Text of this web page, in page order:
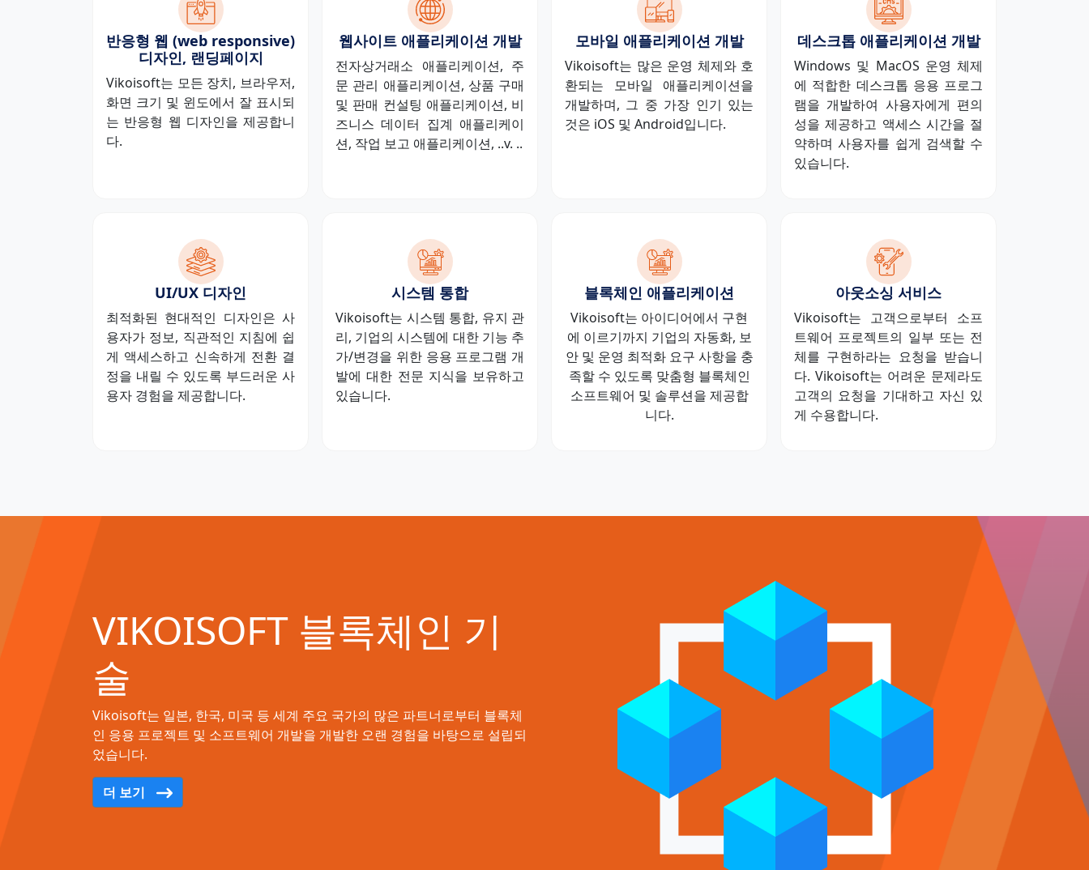
반응형 웹 (web responsive)
디자인, 랜딩페이지
Vikoisoft는 모든 장치, 브라우저,
화면 크기 및 윈도에서 잘 표시되
는 반응형 웹 디자인을 제공합니
다.
웹사이트 애플리케이션 개발
전자상거래소 애플리케이션, 주
문 관리 애플리케이션, 상품 구매
및 판매 컨설팅 애플리케이션, 비
즈니스 데이터 집계 애플리케이
션, 작업 보고 애플리케이션, ..v. ..
모바일 애플리케이션 개발
Vikoisoft는 많은 운영 체제와 호
환되는 모바일 애플리케이션을
개발하며, 그 중 가장 인기 있는
것은 iOS 및 Android입니다.
데스크톱 애플리케이션 개발
Windows 및 MacOS 운영 체제
에 적합한 데스크톱 응용 프로그
램을 개발하여 사용자에게 편의
성을 제공하고 액세스 시간을 절
약하며 사용자를 쉽게 검색할 수
있습니다.
UI/UX 디자인
최적화된 현대적인 디자인은 사
용자가 정보, 직관적인 지침에 쉽
게 액세스하고 신속하게 전환 결
정을 내릴 수 있도록 부드러운 사
용자 경험을 제공합니다.
시스템 통합
Vikoisoft는 시스템 통합, 유지 관
리, 기업의 시스템에 대한 기능 추
가/변경을 위한 응용 프로그램 개
발에 대한 전문 지식을 보유하고
있습니다.
블록체인 애플리케이션
Vikoisoft는 아이디어에서 구현
에 이르기까지 기업의 자동화, 보
안 및 운영 최적화 요구 사항을 충
족할 수 있도록 맞춤형 블록체인
소프트웨어 및 솔루션을 제공합
니다.
아웃소싱 서비스
Vikoisoft는 고객으로부터 소프
트웨어 프로젝트의 일부 또는 전
체를 구현하라는 요청을 받습니
다. Vikoisoft는 어려운 문제라도
고객의 요청을 기대하고 자신 있
게 수용합니다.
VIKOISOFT 블록체인 기
술
Vikoisoft는 일본, 한국, 미국 등 세계 주요 국가의 많은 파트너로부터 블록체
인 응용 프로젝트 및 소프트웨어 개발을 개발한 오랜 경험을 바탕으로 설립되
었습니다.
더 보기